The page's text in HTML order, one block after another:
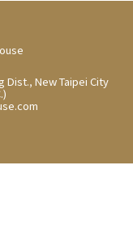
Dist., New Taipei City